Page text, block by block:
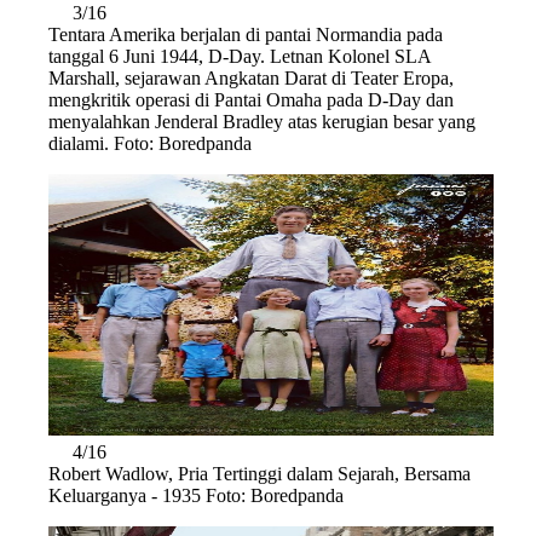
3/16
Tentara Amerika berjalan di pantai Normandia pada
tanggal 6 Juni 1944, D-Day. Letnan Kolonel SLA
Marshall, sejarawan Angkatan Darat di Teater Eropa,
mengkritik operasi di Pantai Omaha pada D-Day dan
menyalahkan Jenderal Bradley atas kerugian besar yang
dialami. Foto: Boredpanda
4/16
Robert Wadlow, Pria Tertinggi dalam Sejarah, Bersama
Keluarganya - 1935 Foto: Boredpanda